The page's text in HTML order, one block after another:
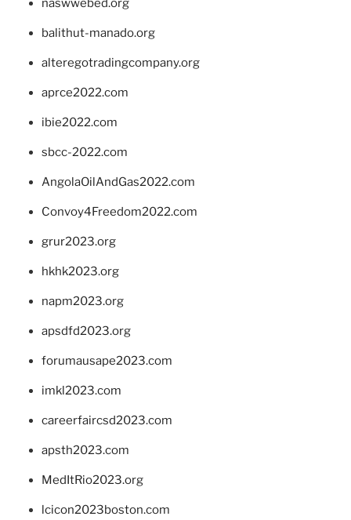
naswwebed.org
balithut-manado.org
alteregotradingcompany.org
aprce2022.com
ibie2022.com
sbcc-2022.com
AngolaOilAndGas2022.com
Convoy4Freedom2022.com
grur2023.org
hkhk2023.org
napm2023.org
apsdfd2023.org
forumausape2023.com
imkl2023.com
careerfaircsd2023.com
apsth2023.com
MedItRio2023.org
lcicon2023boston.com